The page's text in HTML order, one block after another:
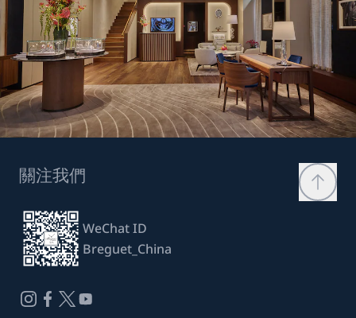
關注我們
WeChat ID
Breguet_China